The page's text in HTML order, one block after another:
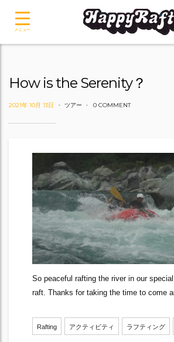
How is the Serenity？
2021年 10月 13日 ツアー 0 COMMENT
So peaceful rafting the river in our
raft. Thanks for taking the time to come
Rafting アクティビティ ラフティング
メニュー